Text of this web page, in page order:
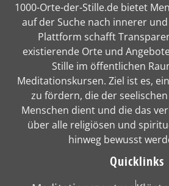
1000-Orte-der-Stille.de bietet
auf der Suche nach innerer
Plattform schafft
existierende Orte und
Stille im öffentlichen
Meditationskursen. Ziel ist es,
zu fördern, die der
Menschen dient und die das
über alle religiösen und
hinweg bewusst
Quicklinks